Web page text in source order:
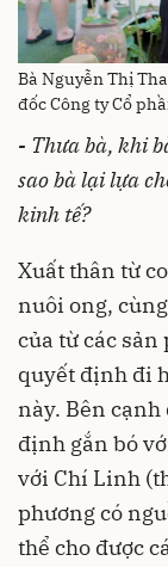
Bà Nguyễn Thị
đốc Công ty Cổ
- Thưa bà, khi
sao bà lại lựa
kinh tế?
Xuất thân từ
nuôi ong,
của từ các
quyết định đi
này. Bên
định gắn bó
với Chí Linh
phương có
thể cho được